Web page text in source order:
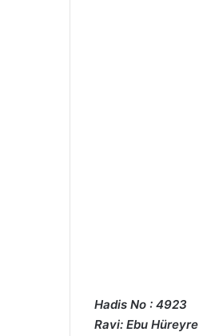
Hadis No : 4923
Ravi: Ebu Hüreyre